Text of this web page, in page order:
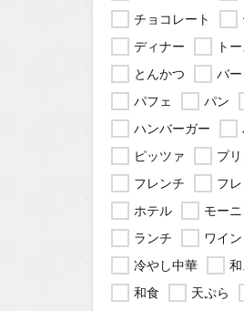
チョコレート
ディナー
ト
とんかつ
バー
パフェ
パン
ハンバーガー
ピッツァ
プ
フレンチ
フ
ホテル
モー
ランチ
ワイン
冷やし中華
和食
天ぷら